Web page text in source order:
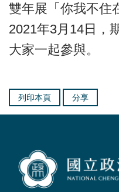
雙年展「你我不住
2021年3月14日，
大家一起參與。
列印本頁 分享